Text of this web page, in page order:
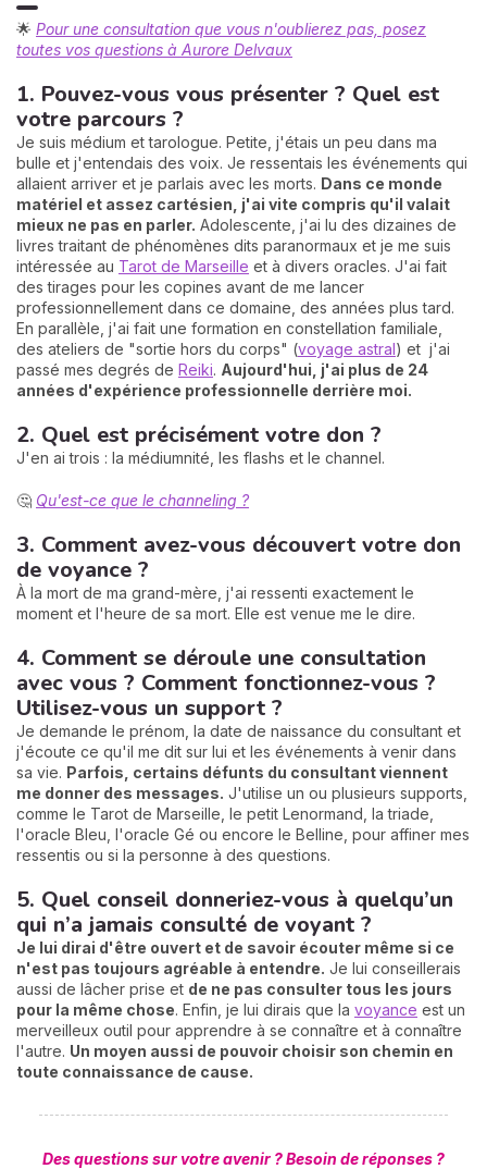
🌟 Pour une consultation que vous n'oublierez pas, posez
toutes vos questions à Aurore Delvaux
1. Pouvez-vous vous présenter ? Quel est
votre parcours ?
Je suis médium et tarologue. Petite, j'étais un peu dans ma
bulle et j'entendais des voix. Je ressentais les événements qui
allaient arriver et je parlais avec les morts. Dans ce monde
matériel et assez cartésien, j'ai vite compris qu'il valait
mieux ne pas en parler. Adolescente, j'ai lu des dizaines de
livres traitant de phénomènes dits paranormaux et je me suis
intéressée au Tarot de Marseille et à divers oracles. J'ai fait
des tirages pour les copines avant de me lancer
professionnellement dans ce domaine, des années plus tard.
En parallèle, j'ai fait une formation en constellation familiale,
des ateliers de "sortie hors du corps" (voyage astral) et j'ai
passé mes degrés de Reiki. Aujourd'hui, j'ai plus de 24
années d'expérience professionnelle derrière moi.
2. Quel est précisément votre don ?
J'en ai trois : la médiumnité, les flashs et le channel.
🤔 Qu'est-ce que le channeling ?
3. Comment avez-vous découvert votre don
de voyance ?
À la mort de ma grand-mère, j'ai ressenti exactement le
moment et l'heure de sa mort. Elle est venue me le dire.
4. Comment se déroule une consultation
avec vous ? Comment fonctionnez-vous ?
Utilisez-vous un support ?
Je demande le prénom, la date de naissance du consultant et
j'écoute ce qu'il me dit sur lui et les événements à venir dans
sa vie. Parfois, certains défunts du consultant viennent
me donner des messages. J'utilise un ou plusieurs supports,
comme le Tarot de Marseille, le petit Lenormand, la triade,
l'oracle Bleu, l'oracle Gé ou encore le Belline, pour affiner mes
ressentis ou si la personne à des questions.
5. Quel conseil donneriez-vous à quelqu’un
qui n’a jamais consulté de voyant ?
Je lui dirai d'être ouvert et de savoir écouter même si ce
n'est pas toujours agréable à entendre. Je lui conseillerais
aussi de lâcher prise et de ne pas consulter tous les jours
pour la même chose. Enfin, je lui dirais que la voyance est un
merveilleux outil pour apprendre à se connaître et à connaître
l'autre. Un moyen aussi de pouvoir choisir son chemin en
toute connaissance de cause.
Des questions sur votre avenir ? Besoin de réponses ?